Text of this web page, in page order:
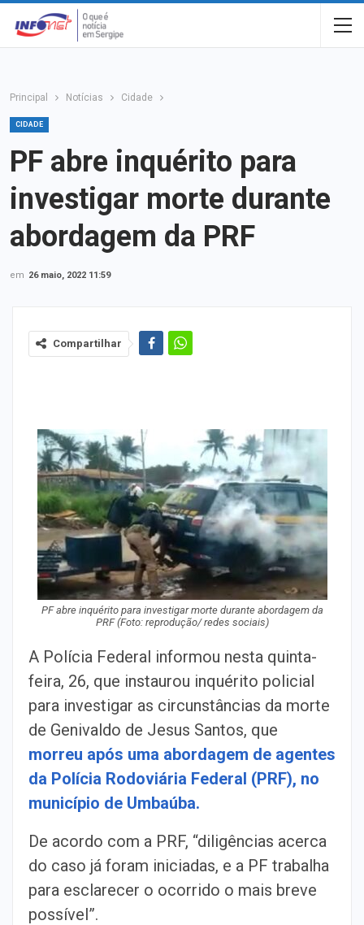
Principal Notícias Cidade
CIDADE
PF abre inquérito para
investigar morte durante
abordagem da PRF
em 26 maio, 2022 11:59
Compartilhar
PF abre inquérito para investigar morte durante abordagem da
PRF (Foto: reprodução/ redes sociais)
A Polícia Federal informou nesta quinta-
feira, 26, que instaurou inquérito policial
para investigar as circunstâncias da morte
de Genivaldo de Jesus Santos, que
morreu após uma abordagem de agentes
da Polícia Rodoviária Federal (PRF), no
município de Umbaúba.
De acordo com a PRF, “diligências acerca
do caso já foram iniciadas, e a PF trabalha
para esclarecer o ocorrido o mais breve
possível”.